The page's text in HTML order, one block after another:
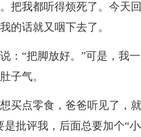
把我都听得烦死了。今天
的话就又咽下去了。
：“把脚放好。”可是，我
子气。
买点零食，爸爸听见了，
批评我，后面总要加个“